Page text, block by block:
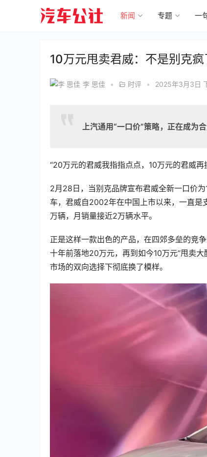
新闻 专题 一
10万元甩卖君威：不是别克
李 思佳 • 时评 • 2025年3月3日
上汽通用“一口价”策略，正在成为
“20万元的君威我指指点点，10万元的君威
2月28日，当别克品牌宣布君威全新一口价
车，君威自2002年在中国上市以来，一直
万辆，月销量接近2万辆水平。
正是这样一款出色的产品，在四郊多垒的竞
十年前落地20万元，再到如今10万元“甩卖
市场的双向选择下彻底换了模样。